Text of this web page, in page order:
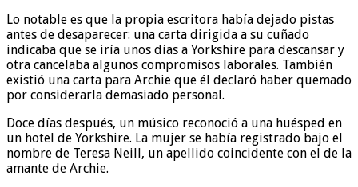
Lo notable es que la propia escritora había dejado pistas
antes de desaparecer: una carta dirigida a su cuñado
indicaba que se iría unos días a Yorkshire para descansar y
otra cancelaba algunos compromisos laborales. También
existió una carta para Archie que él declaró haber quemado
por considerarla demasiado personal.
Doce días después, un músico reconoció a una huésped en
un hotel de Yorkshire. La mujer se había registrado bajo el
nombre de Teresa Neill, un apellido coincidente con el de la
amante de Archie.